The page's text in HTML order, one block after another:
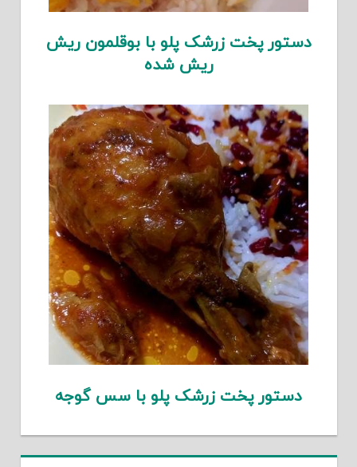
دستور پخت زرشک پلو با بوقلمون ریش
ریش شده
دستور پخت زرشک پلو با سس گوجه